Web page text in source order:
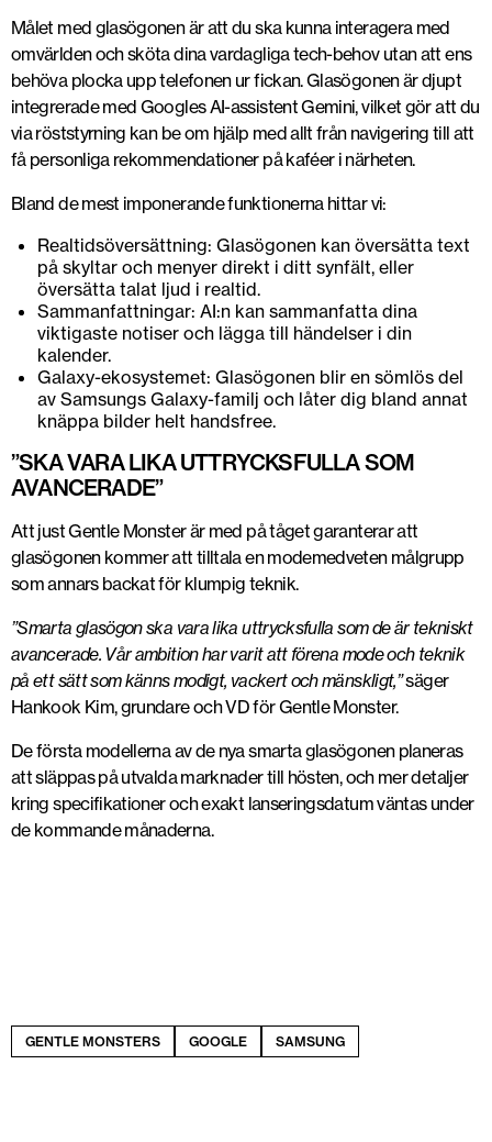
Målet med glasögonen är att du ska kunna interagera med
omvärlden och sköta dina vardagliga tech-behov utan att ens
behöva plocka upp telefonen ur fickan. Glasögonen är djupt
integrerade med Googles AI-assistent Gemini, vilket gör att du
via röststyrning kan be om hjälp med allt från navigering till att
få personliga rekommendationer på kaféer i närheten.
Bland de mest imponerande funktionerna hittar vi:
Realtidsöversättning: Glasögonen kan översätta text
på skyltar och menyer direkt i ditt synfält, eller
översätta talat ljud i realtid.
Sammanfattningar: AI:n kan sammanfatta dina
viktigaste notiser och lägga till händelser i din
kalender.
Galaxy-ekosystemet: Glasögonen blir en sömlös del
av Samsungs Galaxy-familj och låter dig bland annat
knäppa bilder helt handsfree.
”SKA VARA LIKA UTTRYCKSFULLA SOM
AVANCERADE”
Att just Gentle Monster är med på tåget garanterar att
glasögonen kommer att tilltala en modemedveten målgrupp
som annars backat för klumpig teknik.
”Smarta glasögon ska vara lika uttrycksfulla som de är tekniskt
avancerade. Vår ambition har varit att förena mode och teknik
på ett sätt som känns modigt, vackert och mänskligt,”säger
Hankook Kim, grundare och VD för Gentle Monster.
De första modellerna av de nya smarta glasögonen planeras
att släppas på utvalda marknader till hösten, och mer detaljer
kring specifikationer och exakt lanseringsdatum väntas under
de kommande månaderna.
GENTLE MONSTERS GOOGLE SAMSUNG